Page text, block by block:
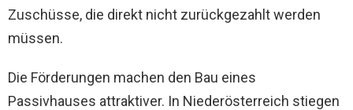
Zuschüsse, die direkt nicht zurückgezahlt werden
müssen.
Die Förderungen machen den Bau eines
Passivhauses attraktiver. In Niederösterreich stiegen